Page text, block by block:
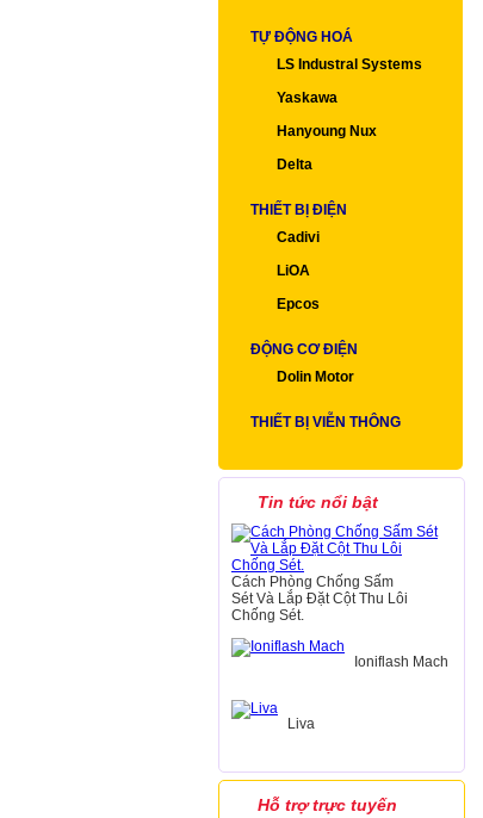
TỰ ĐỘNG HOÁ
LS Industral Systems
Yaskawa
Hanyoung Nux
Delta
THIẾT BỊ ĐIỆN
Cadivi
LiOA
Epcos
ĐỘNG CƠ ĐIỆN
Dolin Motor
THIẾT BỊ VIỄN THÔNG
Tin tức nổi bật
Cách Phòng Chống Sấm
Sét Và Lắp Đặt Cột Thu Lôi
Chống Sét.
Ioniflash Mach
Liva
Hỗ trợ trực tuyến